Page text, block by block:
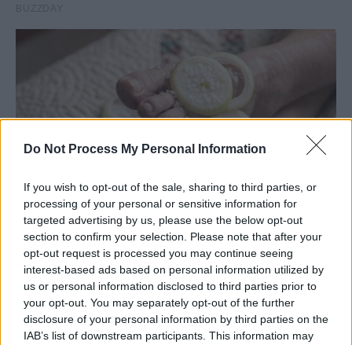
Do Not Process My Personal Information
If you wish to opt-out of the sale, sharing to third parties, or
processing of your personal or sensitive information for
targeted advertising by us, please use the below opt-out
section to confirm your selection. Please note that after your
opt-out request is processed you may continue seeing
interest-based ads based on personal information utilized by
us or personal information disclosed to third parties prior to
your opt-out. You may separately opt-out of the further
disclosure of your personal information by third parties on the
IAB’s list of downstream participants. This information may